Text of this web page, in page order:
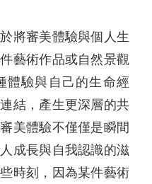
將審美體驗與個人生
藝術作品或自然景觀
體驗與自己的生命經
結，產生更深層的共
美體驗不僅僅是瞬間
成長與自我認識的滋
時刻，因為某件藝術